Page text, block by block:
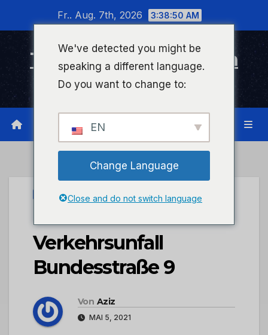
wechseln
Fr.. Aug. 7th, 2026 3:38:50 AM
Timeline Bad Kreuznach
Infonetzwerk für Bad Kreuznach
UNCATEGORIZED
FW Frankenthal:
Verkehrsunfall
Bundesstraße 9
Von Aziz
MAI 5, 2021
We've detected you might be
speaking a different language.
Do you want to change to:
EN
Change Language
Close and do not switch language